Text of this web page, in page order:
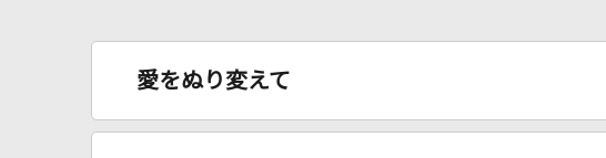
愛をぬり変えて